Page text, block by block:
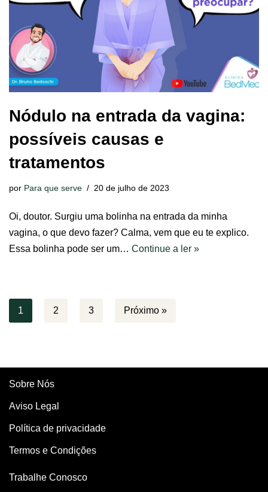
Nódulo na entrada da vagina:
possíveis causas e
tratamentos
por Para que serve 20 de julho de 2023
Oi, doutor. Surgiu uma bolinha na entrada da minha
vagina, o que devo fazer? Calma, vem que eu te explico.
Essa bolinha pode ser um… Continue a ler »
1 2 3 Próximo »
Sobre Nós
Aviso Legal
Política de privacidade
Termos e Condições
Trabalhe Conosco